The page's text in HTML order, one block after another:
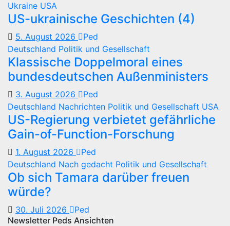
Ukraine USA
US-ukrainische Geschichten (4)
5. August 2026
Ped
Deutschland Politik und Gesellschaft
Klassische Doppelmoral eines
bundesdeutschen Außenministers
3. August 2026
Ped
Deutschland Nachrichten Politik und Gesellschaft USA
US-Regierung verbietet gefährliche
Gain-of-Function-Forschung
1. August 2026
Ped
Deutschland Nach gedacht Politik und Gesellschaft
Ob sich Tamara darüber freuen
würde?
30. Juli 2026
Ped
Newsletter Peds Ansichten